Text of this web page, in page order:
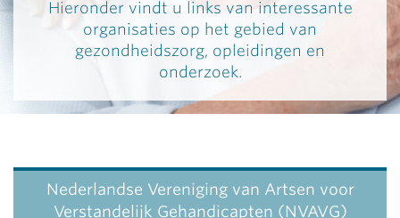
Hieronder vindt u links van interessante
organisaties op het gebied van
gezondheidszorg, opleidingen en
onderzoek.
Nederlandse Vereniging van Artsen voor
Verstandelijk Gehandicapten (NVAVG)